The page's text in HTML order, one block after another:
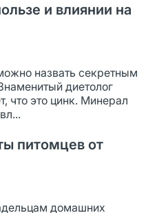
и влиянии на
назвать секретным
диетолог
что это цинк. Минерал
питомцев от
домашних